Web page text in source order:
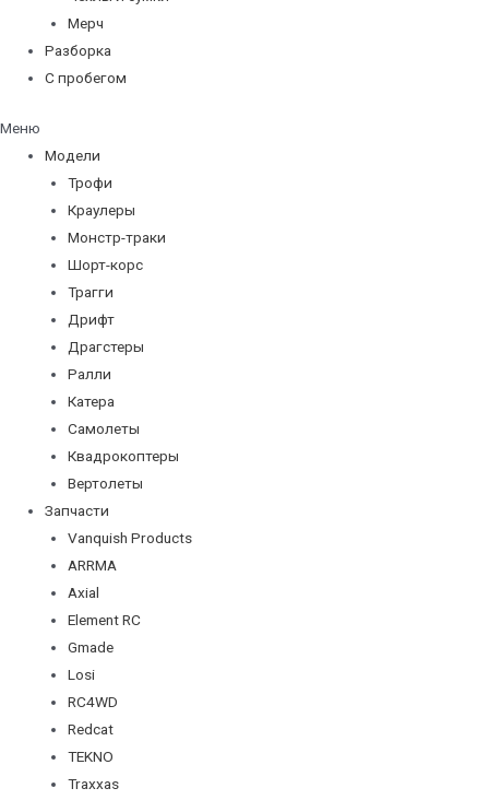
Мерч
Разборка
С пробегом
Меню
Модели
Трофи
Краулеры
Монстр-траки
Шорт-корс
Трагги
Дрифт
Драгстеры
Ралли
Катера
Самолеты
Квадрокоптеры
Вертолеты
Запчасти
Vanquish Products
ARRMA
Axial
Element RC
Gmade
Losi
RC4WD
Redcat
TEKNO
Traxxas